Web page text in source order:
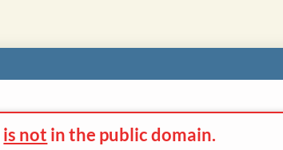
is not in the public domain.